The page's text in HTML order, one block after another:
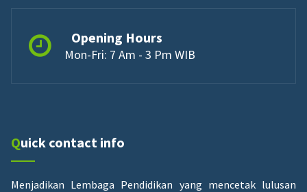
Opening Hours
Mon-Fri: 7 Am - 3 Pm WIB
Quick contact info
Menjadikan Lembaga Pendidikan yang mencetak lulusan